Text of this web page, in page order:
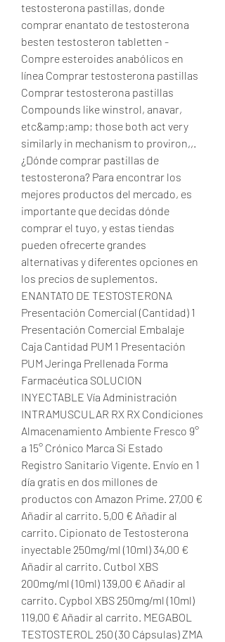
testosterona pastillas, donde
comprar enantato de testosterona
besten testosteron tabletten -
Compre esteroides anabólicos en
línea Comprar testosterona pastillas
Comprar testosterona pastillas
Compounds like winstrol, anavar,
etc&amp;amp; those both act very
similarly in mechanism to proviron,,.
¿Dónde comprar pastillas de
testosterona? Para encontrar los
mejores productos del mercado, es
importante que decidas dónde
comprar el tuyo, y estas tiendas
pueden ofrecerte grandes
alternativas y diferentes opciones en
los precios de suplementos.
ENANTATO DE TESTOSTERONA
Presentación Comercial (Cantidad) 1
Presentación Comercial Embalaje
Caja Cantidad PUM 1 Presentación
PUM Jeringa Prellenada Forma
Farmacéutica SOLUCION
INYECTABLE Vía Administración
INTRAMUSCULAR RX RX Condiciones
Almacenamiento Ambiente Fresco 9°
a 15° Crónico Marca Si Estado
Registro Sanitario Vigente. Envío en 1
día gratis en dos millones de
productos con Amazon Prime. 27,00 €
Añadir al carrito. 5,00 € Añadir al
carrito. Cipionato de Testosterona
inyectable 250mg/ml (10ml) 34,00 €
Añadir al carrito. Cutbol XBS
200mg/ml (10ml) 139,00 € Añadir al
carrito. Cypbol XBS 250mg/ml (10ml)
119,00 € Añadir al carrito. MEGABOL
TESTOSTEROL 250 (30 Cápsulas) ZMA